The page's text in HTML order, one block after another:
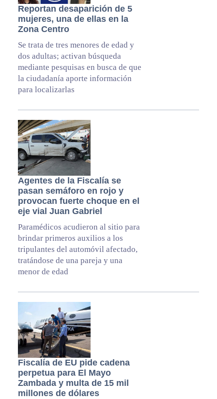
Reportan desaparición de 5
mujeres, una de ellas en la
Zona Centro
Se trata de tres menores de edad y
dos adultas; activan búsqueda
mediante pesquisas en busca de que
la ciudadanía aporte información
para localizarlas
Agentes de la Fiscalía se
pasan semáforo en rojo y
provocan fuerte choque en el
eje vial Juan Gabriel
Paramédicos acudieron al sitio para
brindar primeros auxilios a los
tripulantes del automóvil afectado,
tratándose de una pareja y una
menor de edad
Fiscalía de EU pide cadena
perpetua para El Mayo
Zambada y multa de 15 mil
millones de dólares